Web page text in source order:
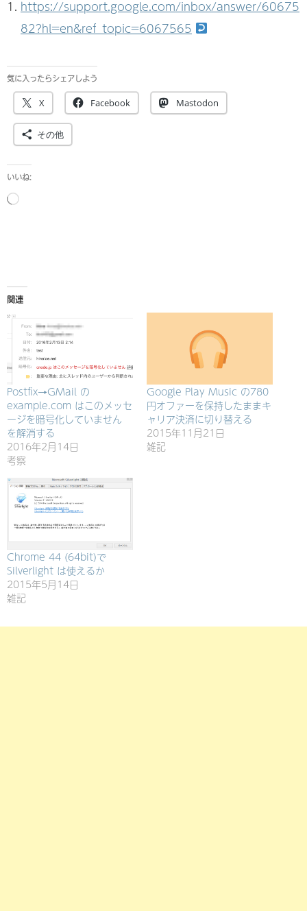
https://support.google.com/inbox/answer/60675
82?hl=en&ref_topic=6067565
気に入ったらシェアしよう
X Facebook Mastodon
その他
いいね:
読
関連
Postfix→GMail の
example.com はこのメッセ
ージを暗号化していません
を解消する
2016年2月14日
考察
Google Play Music の780
円オファーを保持したままキ
ャリア決済に切り替える
2015年11月21日
雑記
Chrome 44 (64bit)で
Silverlight は使えるか
2015年5月14日
雑記